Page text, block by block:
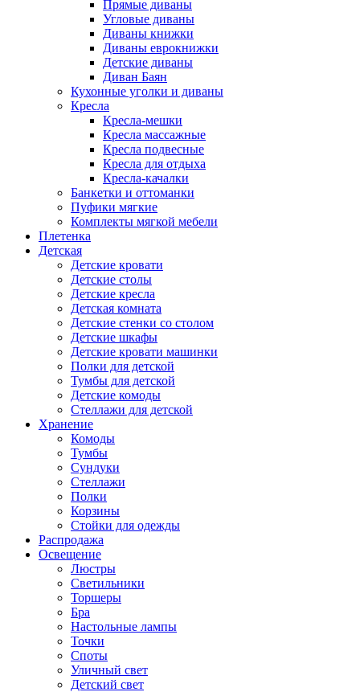
Прямые диваны
Угловые диваны
Диваны книжки
Диваны еврокнижки
Детские диваны
Диван Баян
Кухонные уголки и диваны
Кресла
Кресла-мешки
Кресла массажные
Кресла подвесные
Кресла для отдыха
Кресла-качалки
Банкетки и оттоманки
Пуфики мягкие
Комплекты мягкой мебели
Плетенка
Детская
Детские кровати
Детские столы
Детские кресла
Детская комната
Детские стенки со столом
Детские шкафы
Детские кровати машинки
Полки для детской
Тумбы для детской
Детские комоды
Стеллажи для детской
Хранение
Комоды
Тумбы
Сундуки
Стеллажи
Полки
Корзины
Стойки для одежды
Распродажа
Освещение
Люстры
Светильники
Торшеры
Бра
Настольные лампы
Точки
Споты
Уличный свет
Детский свет